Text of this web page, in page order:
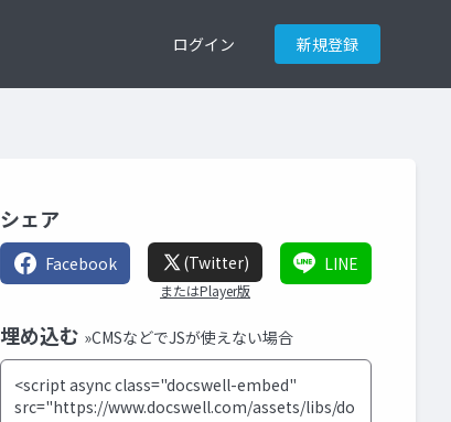
ログイン 新規登録
シェア
Facebook (Twitter)
またはPlayer版
LINE
埋め込む »CMSなどでJSが使えない場合